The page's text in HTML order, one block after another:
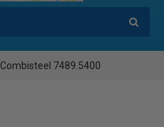
Combisteel 7489.5400